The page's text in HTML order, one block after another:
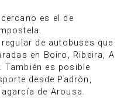
es el de
de autobuses que
en Boiro, Ribeira, A
También es posible
desde Padrón,
de Arousa.